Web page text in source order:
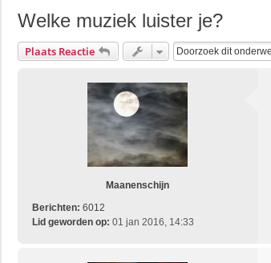
Welke muziek luister je?
Plaats Reactie
Maanenschijn
Berichten: 6012
Lid geworden op: 01 jan 2016, 14:33